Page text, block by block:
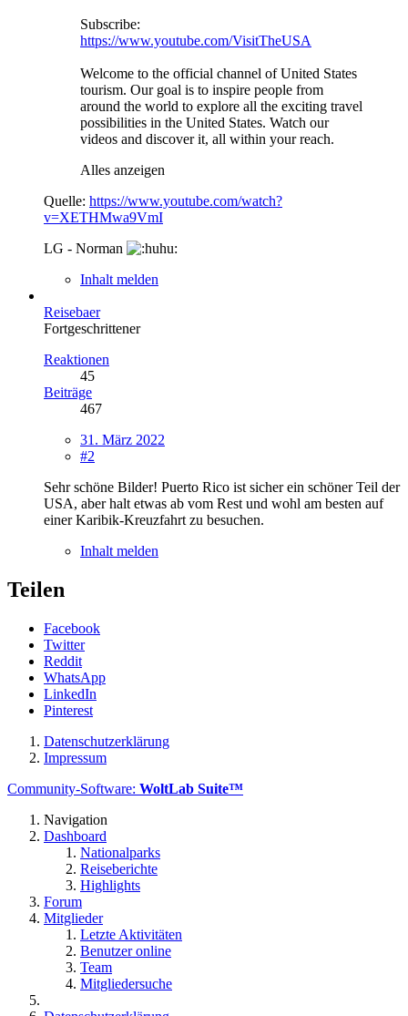
Subscribe:
https://www.youtube.com/VisitTheUSA
Welcome to the official channel of United States
tourism. Our goal is to inspire people from
around the world to explore all the exciting travel
possibilities in the United States. Watch our
videos and discover it, all within your reach.
Alles anzeigen
Quelle: https://www.youtube.com/watch?
v=XETHMwa9VmI
LG - Norman
Inhalt melden
Reisebaer
Fortgeschrittener
Reaktionen
45
Beiträge
467
31. März 2022
#2
Sehr schöne Bilder! Puerto Rico ist sicher ein schöner Teil der
USA, aber halt etwas ab vom Rest und wohl am besten auf
einer Karibik-Kreuzfahrt zu besuchen.
Inhalt melden
Teilen
Facebook
Twitter
Reddit
WhatsApp
LinkedIn
Pinterest
Datenschutzerklärung
Impressum
Community-Software: WoltLab Suite™
Navigation
Dashboard
Nationalparks
Reiseberichte
Highlights
Forum
Mitglieder
Letzte Aktivitäten
Benutzer online
Team
Mitgliedersuche